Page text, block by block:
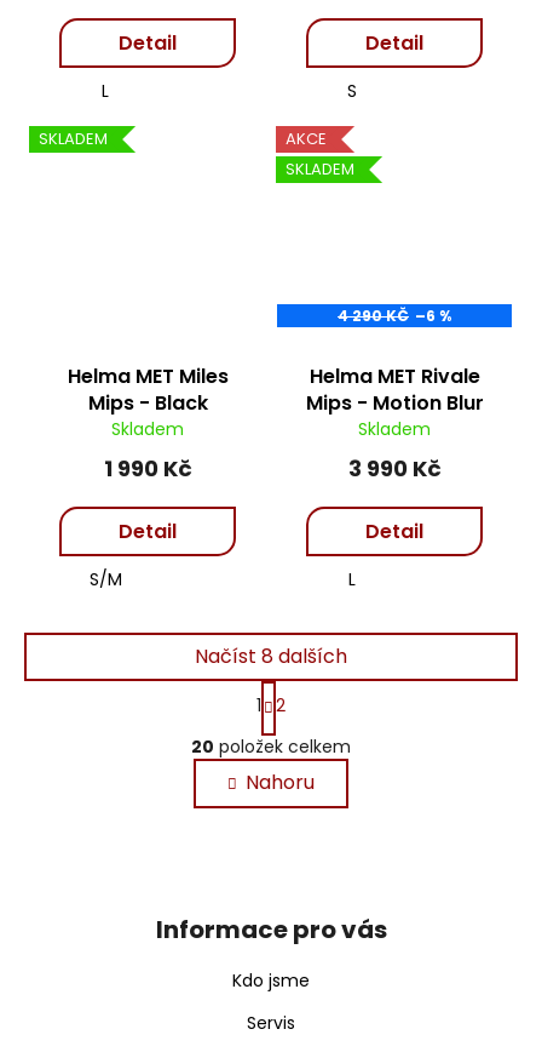
Detail
L
Detail
S
SKLADEM
Helma MET Miles
Mips - Black
Skladem
1 990 Kč
Detail
S/M
AKCE
SKLADEM
4 290 KČ –6 %
Helma MET Rivale
Mips - Motion Blur
Skladem
3 990 Kč
Detail
L
O
v
l
á
í
p
r
v
k
Načíst 8 dalších
S
t
r
á
n
k
í
1
2
20 položek celkem
Nahoru
Informace pro vás
Kdo jsme
Servis